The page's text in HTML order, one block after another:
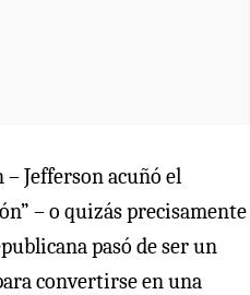
– Jefferson acuñó el
– o quizás precisamente
pasó de ser un
convertirse en una